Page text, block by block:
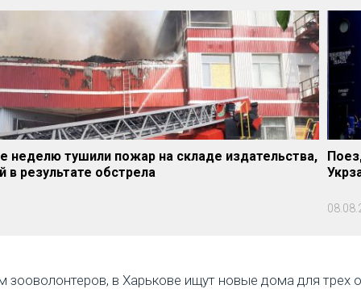
неделю тушили пожар на складе издательства,
в результате обстрела
в Харькове ищут новые дома для трех